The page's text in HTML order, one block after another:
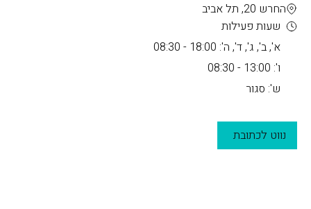
החרש 20, תל אביב
שעות פעילות
א', ב', ג', ד', ה': 18:00 - 08:30
ו': 13:00 - 08:30
ש': סגור
נווט לכתובת